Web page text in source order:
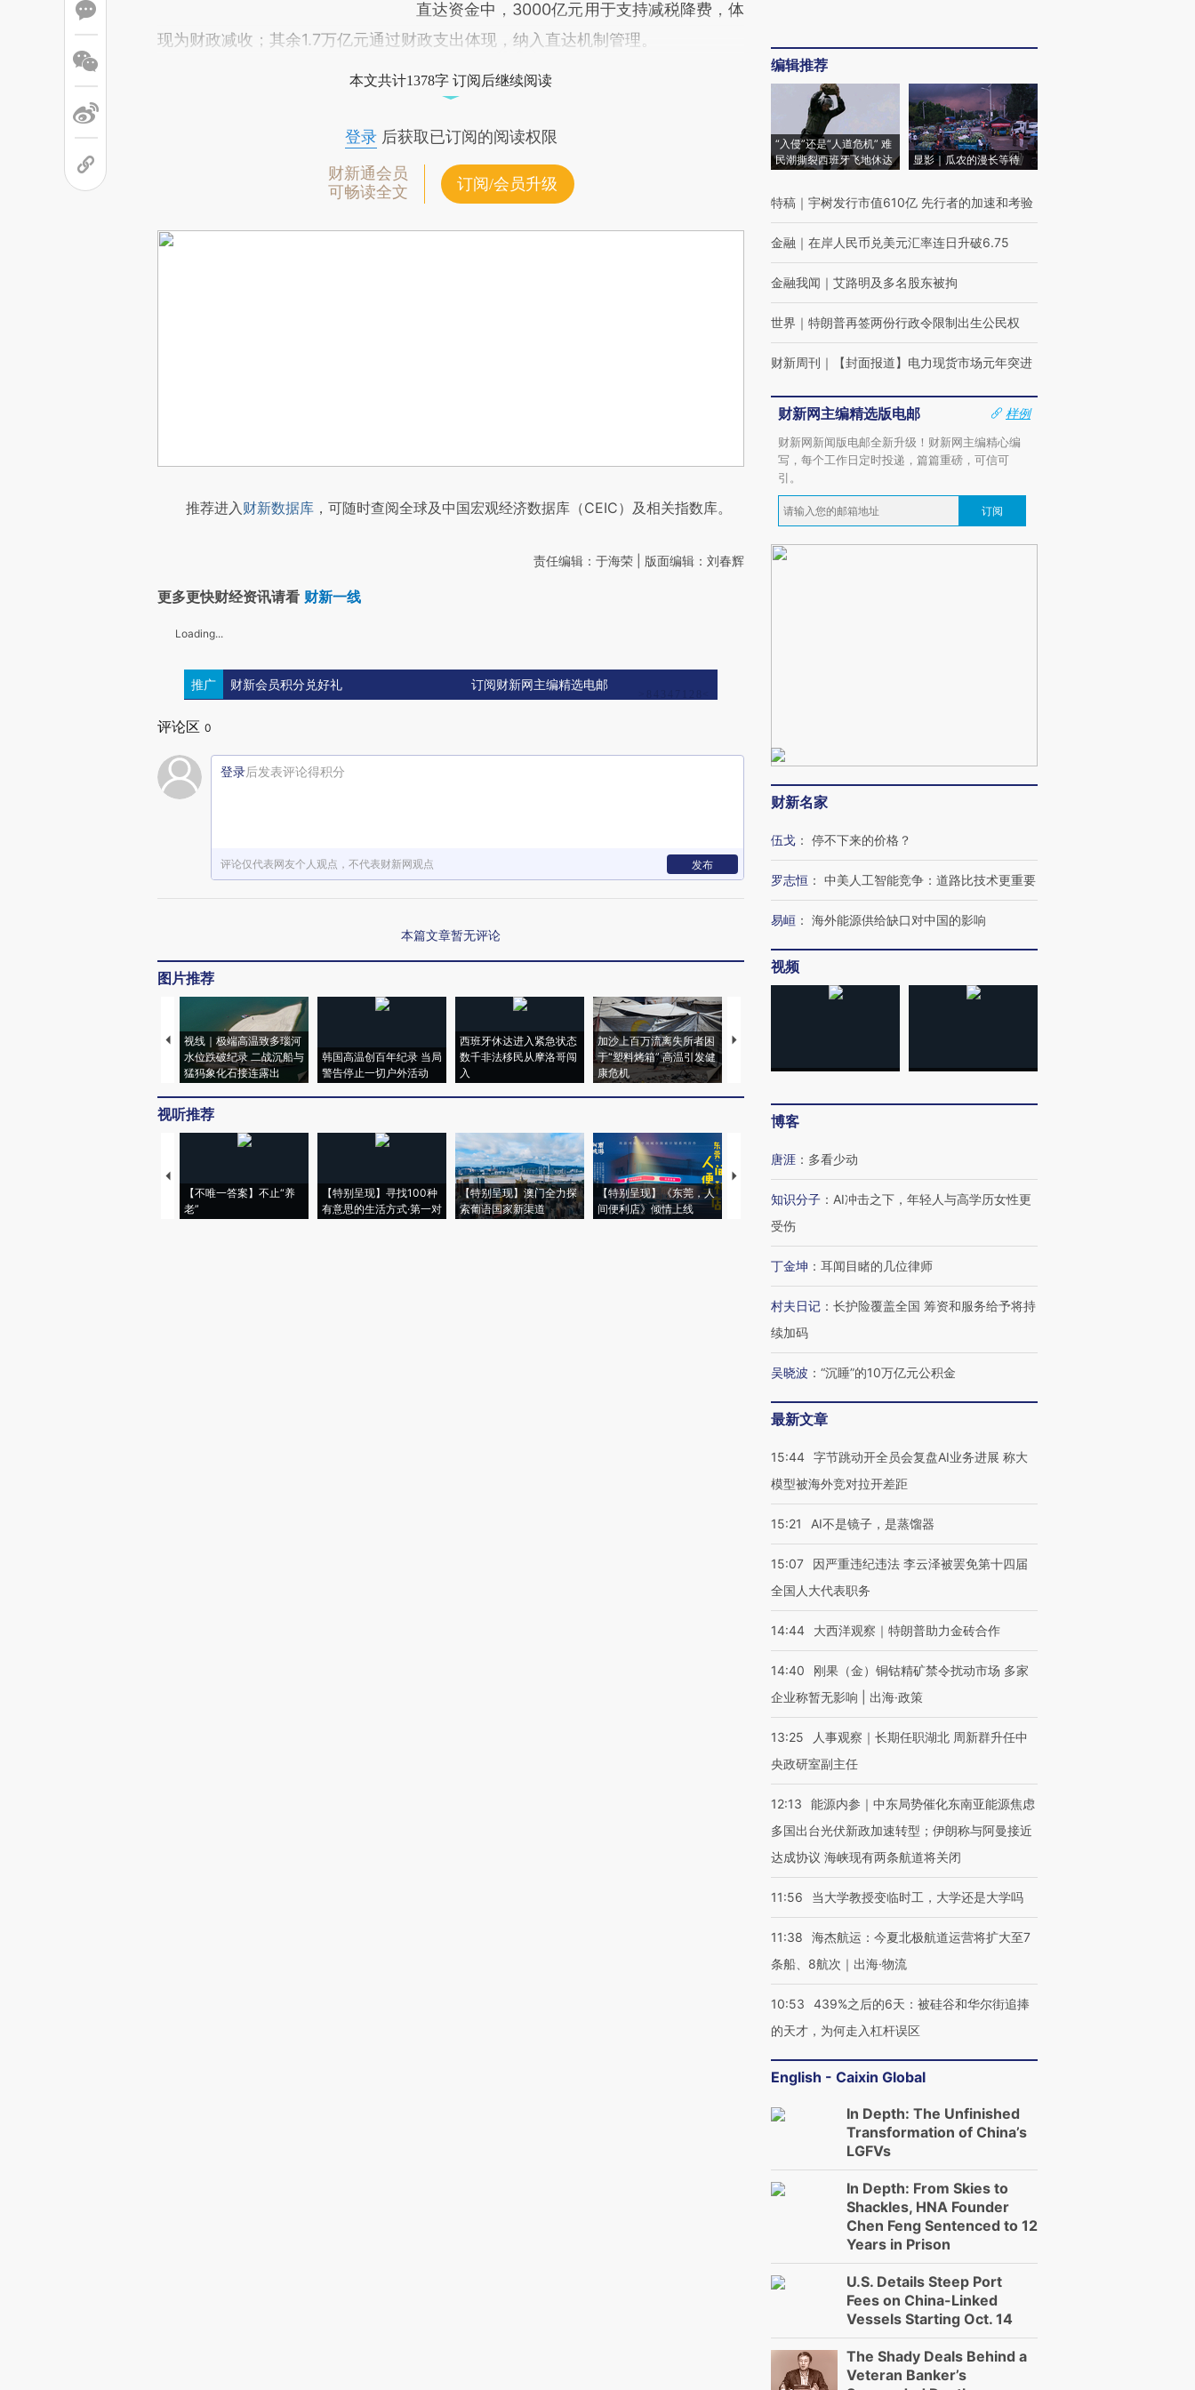
直达资金中，3000亿元用于支持减税降费，体
现为财政减收；其余1.7万亿元通过财政支出体现，纳入直达机制管理。
本文共计1378字 订阅后继续阅读
登录后获取已订阅的阅读权限
财新通会员
可畅读全文
订阅/会员升级
推荐进入财新数据库 ，可随时查阅全球及中国宏观经济数据库（CEIC）及相关指数库。
责任编辑：于海荣 | 版面编辑：刘春辉
更多更快财经资讯请看 财新一线
Loading...
推广 财新会员积分兑好礼 订阅财新网主编精选电邮
评论区 0
登录后发表评论得积分
评论仅代表网友个人观点，不代表财新网观点 发布
本篇文章暂无评论
图片推荐
视线｜极端高温致多瑙河
水位跌破纪录 二战沉船与
猛犸象化石接连露出
韩国高温创百年纪录 当局
警告停止一切户外活动
西班牙休达进入紧急状态
数千非法移民从摩洛哥闯
入
加沙上百万流离失所者困
于“塑料烤箱” 高温引发健
康危机
视线｜HYROX的吸金
心“花钱找虐”？
毒品
育部长拱下台
视听推荐
【不唯一答案】不止“养
老”
【特别呈现】寻找100种
有意思的生活方式·第一对
【特别呈现】澳门全力探
索葡语国家新渠道
【特别呈现】《东莞，人
间便利店》倾情上线
【推广】走进第四届链博
会，让数智科技“链”接产
【特别呈现】寻找100种
有意思的生活方式·第三对
【商旅对话】华住集团
CFO：不靠规模取胜，华
住三大增长引擎是什么？
编辑推荐
“入侵”还是“人道危机” 难
民潮撕裂西班牙飞地休达
显影｜瓜农的漫长等待
特稿 ｜ 宇树发行市值610亿 先行者的加速和考验
金融 ｜ 在岸人民币兑美元汇率连日升破6.75
金融我闻 ｜ 艾路明及多名股东被拘
世界 ｜ 特朗普再签两份行政令限制出生公民权
财新周刊 ｜ 【封面报道】电力现货市场元年突进
财新网主编精选版电邮
样例
财新网新闻版电邮全新升级！财新网主编精心编
写，每个工作日定时投递，篇篇重磅，可信可
引。
订阅
财新名家
伍戈 ： 停不下来的价格？
罗志恒 ： 中美人工智能竞争：道路比技术更重要
易峘 ： 海外能源供给缺口对中国的影响
视频
博客
唐涯 ： 多看少动
知识分子 ： AI冲击之下，年轻人与高学历女性更
受伤
丁金坤 ： 耳闻目睹的几位律师
村夫日记 ： 长护险覆盖全国 筹资和服务给予将持
续加码
吴晓波 ： “沉睡”的10万亿元公积金
最新文章
15:44 字节跳动开全员会复盘AI业务进展 称大
模型被海外竞对拉开差距
15:21 AI不是镜子，是蒸馏器
15:07
因严重违纪违法 李云泽被罢免第十四届
全国人大代表职务
14:44 大西洋观察｜特朗普助力金砖合作
14:40
刚果（金）铜钴精矿禁令扰动市场 多家
企业称暂无影响 | 出海·政策
13:25
人事观察｜长期任职湖北 周新群升任中
央政研室副主任
12:13
能源内参｜中东局势催化东南亚能源焦虑
多国出台光伏新政加速转型；伊朗称与阿曼接近
达成协议 海峡现有两条航道将关闭
11:56 当大学教授变临时工，大学还是大学吗
11:38
海杰航运：今夏北极航道运营将扩大至7
条船、8航次｜出海·物流
10:53
439%之后的6天：被硅谷和华尔街追捧
的天才，为何走入杠杆误区
English - Caixin Global
In Depth: The Unfinished
Transformation of China’s
LGFVs
In Depth: From Skies to
Shackles, HNA Founder
Chen Feng Sentenced to 12
Years in Prison
U.S. Details Steep Port
Fees on China-Linked
Vessels Starting Oct. 14
The Shady Deals Behind a
Veteran Banker’s